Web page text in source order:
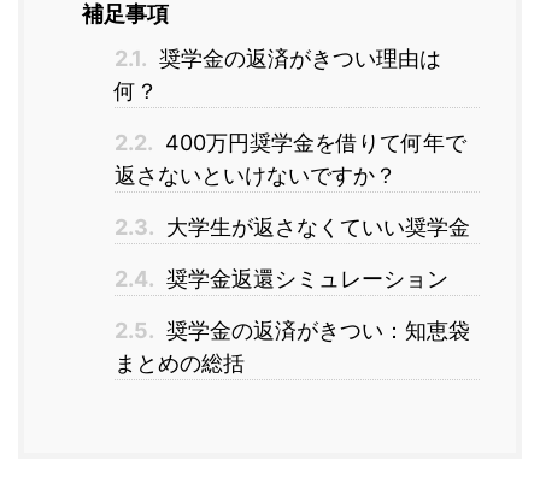
補足事項
2.1. 奨学金の返済がきつい理由は
何？
2.2. 400万円奨学金を借りて何年で
返さないといけないですか？
2.3. 大学生が返さなくていい奨学金
2.4. 奨学金返還シミュレーション
2.5. 奨学金の返済がきつい：知恵袋
まとめの総括